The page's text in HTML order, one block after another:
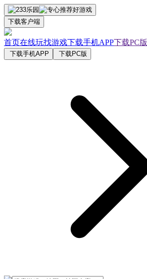
下载客户端
首页在线玩找游戏下载手机APP下载PC版
下载手机APP 下载PC版